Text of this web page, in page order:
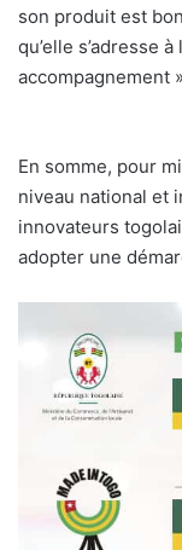
son produit est
qu’elle s’adresse
accompagnement
En somme, pour
niveau national et
innovateurs
adopter une